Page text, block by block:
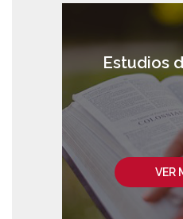
VER
Estudios